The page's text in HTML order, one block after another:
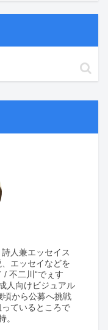
人兼エッセイス
エッセイなどを
不二川“でぇす
人向けビジュアル
頃から公募へ挑戦
ているところで
。